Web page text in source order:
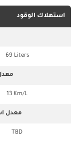
استهلاك الوقود
69 Liters
13 Km/L
معدل
TBD